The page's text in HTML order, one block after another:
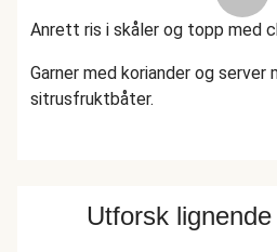
Anrett ris i skåler og topp med
Garner med koriander og
sitrusfruktbåter.
Utforsk